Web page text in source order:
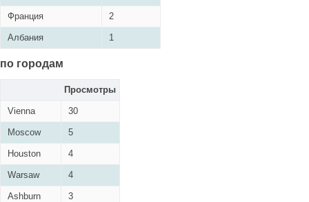
Франция 2
Албания 1
по городам
Просмотры
Vienna 30
Moscow 5
Houston 4
Warsaw 4
Ashburn 3